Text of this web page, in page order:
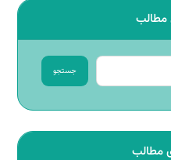
جستجو
مطالب